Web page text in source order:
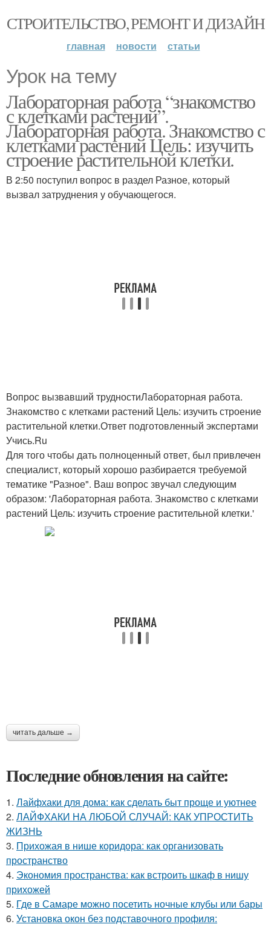
СТРОИТЕЛЬСТВО, РЕМОНТ И ДИЗАЙН
главная новости статьи
Урок на тему
Лабораторная работа “знакомство
с клетками растений”.
Лабораторная работа. Знакомство с
клетками растений Цель: изучить
строение растительной клетки.
В 2:50 поступил вопрос в раздел Разное, который
вызвал затруднения у обучающегося.
Вопрос вызвавший трудностиЛабораторная работа.
Знакомство с клетками растений Цель: изучить строение
растительной клетки.Ответ подготовленный экспертами
Учись.Ru
Для того чтобы дать полноценный ответ, был привлечен
специалист, который хорошо разбирается требуемой
тематике "Разное". Ваш вопрос звучал следующим
образом: 'Лабораторная работа. Знакомство с клетками
растений Цель: изучить строение растительной клетки.'
читать дальше →
Последние обновления на сайте:
1. Лайфхаки для дома: как сделать быт проще и уютнее
2. ЛАЙФХАКИ НА ЛЮБОЙ СЛУЧАЙ: КАК УПРОСТИТЬ
ЖИЗНЬ
3. Прихожая в нише коридора: как организовать
пространство
4. Экономия пространства: как встроить шкаф в нишу
прихожей
5. Где в Самаре можно посетить ночные клубы или бары
6. Установка окон без подставочного профиля: